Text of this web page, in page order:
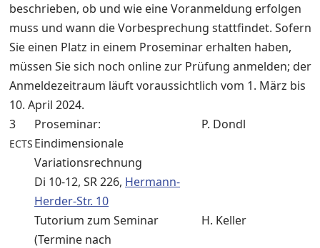
beschrieben, ob und wie eine Voranmeldung erfolgen
muss und wann die Vorbesprechung stattfindet. Sofern
Sie einen Platz in einem Proseminar erhalten haben,
müssen Sie sich noch online zur Prüfung anmelden; der
Anmeldezeitraum läuft voraussichtlich vom 1. März bis
10. April 2024.
3
ECTS
Proseminar:
Eindimensionale
Variationsrechnung
P. Dondl
Di 10-12, SR 226, Hermann-
Herder-Str. 10
Tutorium zum Seminar
(Termine nach
H. Keller